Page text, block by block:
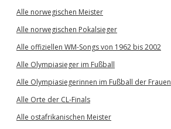
Alle norwegischen Meister
Alle norwegischen Pokalsieger
Alle offiziellen WM-Songs von 1962 bis 2002
Alle Olympiasieger im Fußball
Alle Olympiasiegerinnen im Fußball der Frauen
Alle Orte der CL-Finals
Alle ostafrikanischen Meister